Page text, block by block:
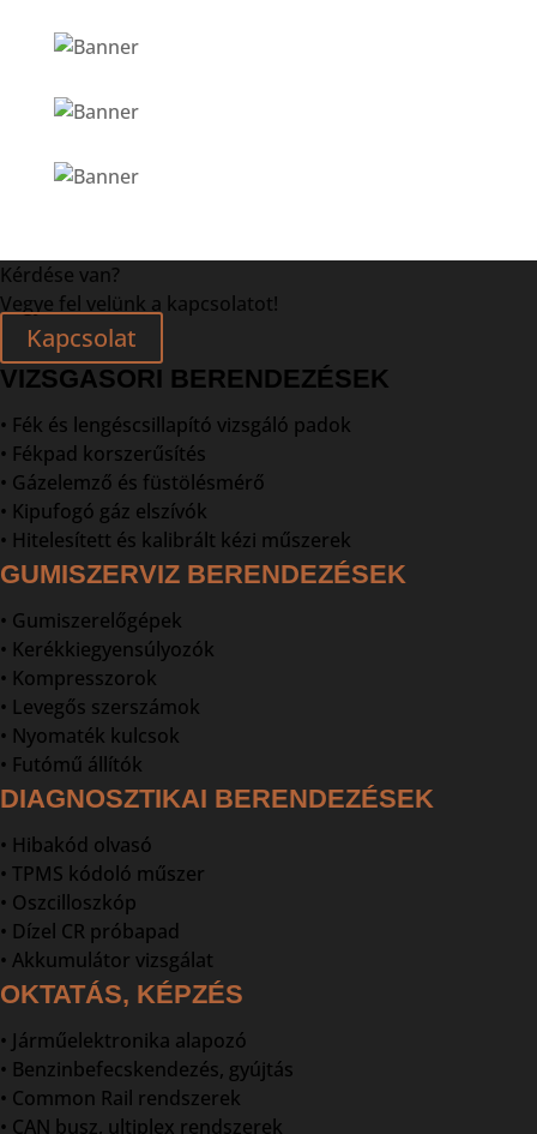
Kérdése van?
Vegye fel velünk a kapcsolatot!
Kapcsolat
VIZSGASORI BERENDEZÉSEK
• Fék és lengéscsillapító vizsgáló padok
• Fékpad korszerűsítés
• Gázelemző és füstölésmérő
• Kipufogó gáz elszívók
• Hitelesített és kalibrált kézi műszerek
GUMISZERVIZ BERENDEZÉSEK
• Gumiszerelőgépek
• Kerékkiegyensúlyozók
• Kompresszorok
• Levegős szerszámok
• Nyomaték kulcsok
• Futómű állítók
DIAGNOSZTIKAI BERENDEZÉSEK
• Hibakód olvasó
• TPMS kódoló műszer
• Oszcilloszkóp
• Dízel CR próbapad
• Akkumulátor vizsgálat
OKTATÁS, KÉPZÉS
• Járműelektronika alapozó
• Benzinbefecskendezés, gyújtás
• Common Rail rendszerek
• CAN busz, ultiplex rendszerek